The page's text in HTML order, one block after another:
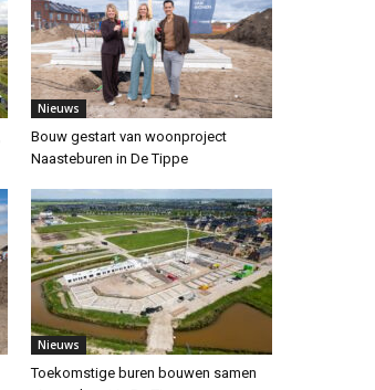
Nieuws
Bouw gestart van woonproject
Naasteburen in De Tippe
Nieuws
Toekomstige buren bouwen samen